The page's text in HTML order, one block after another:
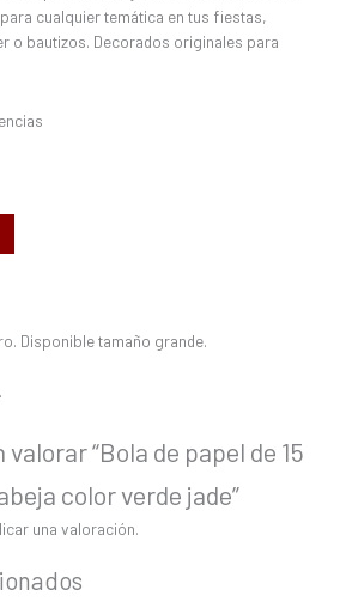
cualquier temática en tus fiestas,
o bautizos. Decorados originales para
Disponible tamaño grande.
“Bola de papel de 15
color verde jade”
una valoración.